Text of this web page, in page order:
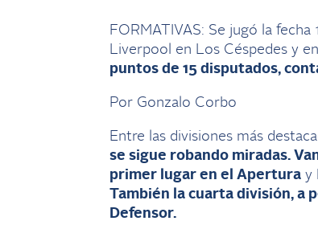
FORMATIVAS: Se jugó la
Liverpool en Los Céspedes y
puntos de 15 disputados,
Por Gonzalo Corbo
Entre las divisiones más
se sigue robando miradas.
primer lugar en el Aperturay
También la cuarta división, a
Defensor.